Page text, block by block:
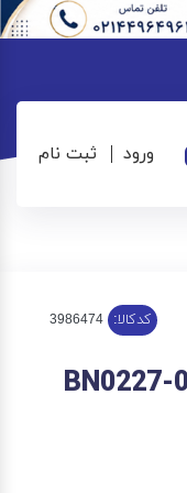
ورود ثبت نام
کدکالا: